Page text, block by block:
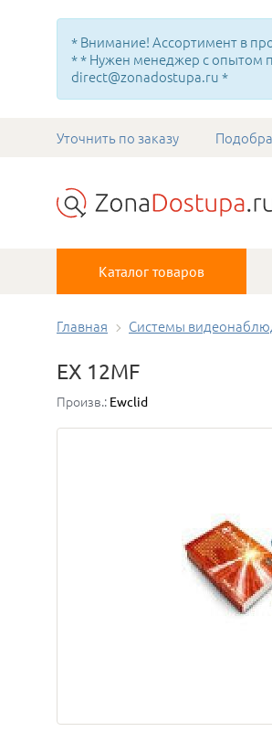
* Внимание! Ассортимент в
* * Нужен менеджер с опытом
direct@zonadostupa.ru *
Уточнить по заказу
Каталог товаров
Главная Системы
EX 12МF
Произв.: Ewclid